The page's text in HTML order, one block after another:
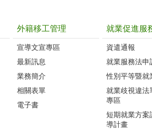
外籍移工管理
宣導文宣專區
最新訊息
業務簡介
相關表單
電子書
就業促進服
資遣通報
就業服務法申
性別平等暨就
就業歧視違法
專區
短期就業方案
導計畫